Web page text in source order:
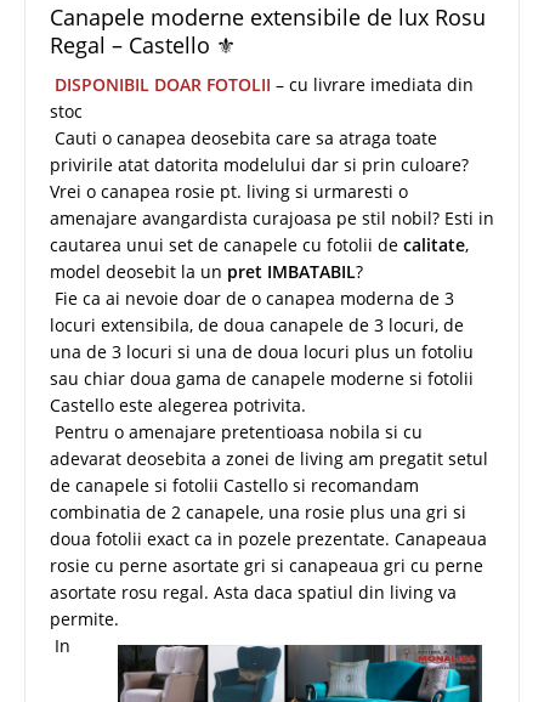
Canapele moderne extensibile de lux Rosu
Regal – Castello ⚜️
DISPONIBIL DOAR FOTOLII – cu livrare imediata din
stoc
Cauti o canapea deosebita care sa atraga toate
privirile atat datorita modelului dar si prin culoare?
Vrei o canapea rosie pt. living si urmaresti o
amenajare avangardista curajoasa pe stil nobil? Esti in
cautarea unui set de canapele cu fotolii de calitate,
model deosebit la un pret IMBATABIL?
Fie ca ai nevoie doar de o canapea moderna de 3
locuri extensibila, de doua canapele de 3 locuri, de
una de 3 locuri si una de doua locuri plus un fotoliu
sau chiar doua gama de canapele moderne si fotolii
Castello este alegerea potrivita.
Pentru o amenajare pretentioasa nobila si cu
adevarat deosebita a zonei de living am pregatit setul
de canapele si fotolii Castello si recomandam
combinatia de 2 canapele, una rosie plus una gri si
doua fotolii exact ca in pozele prezentate. Canapeaua
rosie cu perne asortate gri si canapeaua gri cu perne
asortate rosu regal. Asta daca spatiul din living va
permite.
In